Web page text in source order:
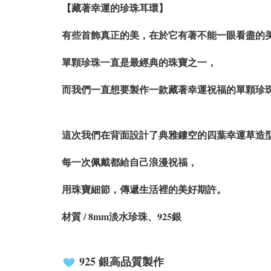
【藏著幸運的珍珠耳環】
有些首飾真正的美，在於它有著不能一眼看盡的
單顆珍珠一直是最經典的珠寶之一，
而我們一直想要製作一款藏著幸運祝福的單顆珍
這次我們在背面設計了典雅鏤空的四葉幸運草造
每一次佩戴都給自己浪漫祝福，
用珠寶細節，傳遞生活裡的美好期許。
材質 / 8mm淡水珍珠、925銀
925 銀高品質製作